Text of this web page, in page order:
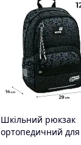
Шкільний рюкзак
ортопедичний для